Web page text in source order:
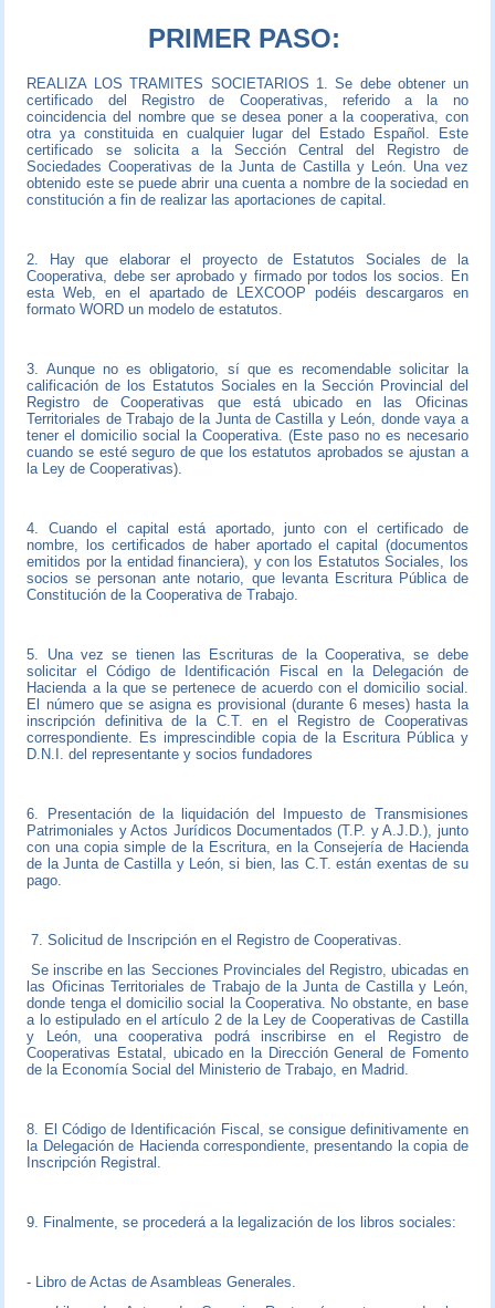
PRIMER PASO:
REALIZA LOS TRAMITES SOCIETARIOS 1. Se debe obtener un
certificado del Registro de Cooperativas, referido a la no
coincidencia del nombre que se desea poner a la cooperativa, con
otra ya constituida en cualquier lugar del Estado Español. Este
certificado se solicita a la Sección Central del Registro de
Sociedades Cooperativas de la Junta de Castilla y León. Una vez
obtenido este se puede abrir una cuenta a nombre de la sociedad en
constitución a fin de realizar las aportaciones de capital.
2. Hay que elaborar el proyecto de Estatutos Sociales de la
Cooperativa, debe ser aprobado y firmado por todos los socios. En
esta Web, en el apartado de LEXCOOP podéis descargaros en
formato WORD un modelo de estatutos.
3. Aunque no es obligatorio, sí que es recomendable solicitar la
calificación de los Estatutos Sociales en la Sección Provincial del
Registro de Cooperativas que está ubicado en las Oficinas
Territoriales de Trabajo de la Junta de Castilla y León, donde vaya a
tener el domicilio social la Cooperativa. (Este paso no es necesario
cuando se esté seguro de que los estatutos aprobados se ajustan a
la Ley de Cooperativas).
4. Cuando el capital está aportado, junto con el certificado de
nombre, los certificados de haber aportado el capital (documentos
emitidos por la entidad financiera), y con los Estatutos Sociales, los
socios se personan ante notario, que levanta Escritura Pública de
Constitución de la Cooperativa de Trabajo.
5. Una vez se tienen las Escrituras de la Cooperativa, se debe
solicitar el Código de Identificación Fiscal en la Delegación de
Hacienda a la que se pertenece de acuerdo con el domicilio social.
El número que se asigna es provisional (durante 6 meses) hasta la
inscripción definitiva de la C.T. en el Registro de Cooperativas
correspondiente. Es imprescindible copia de la Escritura Pública y
D.N.I. del representante y socios fundadores
6. Presentación de la liquidación del Impuesto de Transmisiones
Patrimoniales y Actos Jurídicos Documentados (T.P. y A.J.D.), junto
con una copia simple de la Escritura, en la Consejería de Hacienda
de la Junta de Castilla y León, si bien, las C.T. están exentas de su
pago.
7. Solicitud de Inscripción en el Registro de Cooperativas.
Se inscribe en las Secciones Provinciales del Registro, ubicadas en
las Oficinas Territoriales de Trabajo de la Junta de Castilla y León,
donde tenga el domicilio social la Cooperativa. No obstante, en base
a lo estipulado en el artículo 2 de la Ley de Cooperativas de Castilla
y León, una cooperativa podrá inscribirse en el Registro de
Cooperativas Estatal, ubicado en la Dirección General de Fomento
de la Economía Social del Ministerio de Trabajo, en Madrid.
8. El Código de Identificación Fiscal, se consigue definitivamente en
la Delegación de Hacienda correspondiente, presentando la copia de
Inscripción Registral.
9. Finalmente, se procederá a la legalización de los libros sociales:
- Libro de Actas de Asambleas Generales.